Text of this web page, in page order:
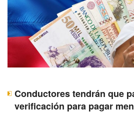
Conductores tendrán que
verificación para pagar